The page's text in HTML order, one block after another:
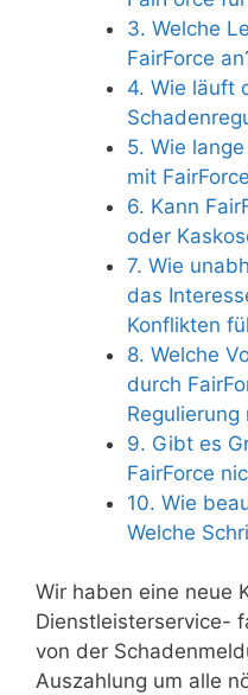
3. Welche
FairForce
4. Wie läuft
5. Wie
mit
6. Kann
oder
7. Wie
das
Konflikten
8. Welche
durch
Regulierung
9. Gibt es
FairForce
10. Wie
Welche
Wir haben eine neue
Dienstleisterservice-
von der
Auszahlung um alle